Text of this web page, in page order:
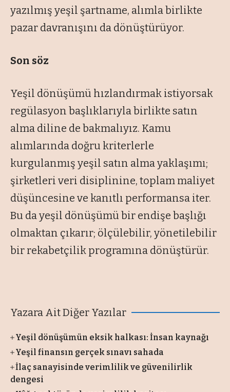
yazılmış yeşil şartname, alımla birlikte
pazar davranışını da dönüştürüyor.
Son söz
Yeşil dönüşümü hızlandırmak istiyorsak
regülasyon başlıklarıyla birlikte satın
alma diline de bakmalıyız. Kamu
alımlarında doğru kriterlerle
kurgulanmış yeşil satın alma yaklaşımı;
şirketleri veri disiplinine, toplam maliyet
düşüncesine ve kanıtlı performansa iter.
Bu da yeşil dönüşümü bir endişe başlığı
olmaktan çıkarır; ölçülebilir, yönetilebilir
bir rekabetçilik programına dönüştürür.
Yazara Ait Diğer Yazılar
Yeşil dönüşümün eksik halkası: İnsan kaynağı
Yeşil finansın gerçek sınavı sahada
İlaç sanayisinde verimlilik ve güvenilirlik
dengesi